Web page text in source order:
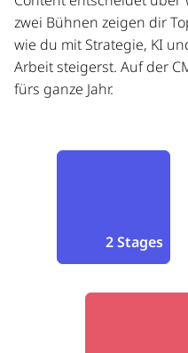
zwei Bühnen zeigen dir
wie du mit Strategie, KI
Arbeit steigerst. Auf der
fürs ganze Jahr.
2 Stages